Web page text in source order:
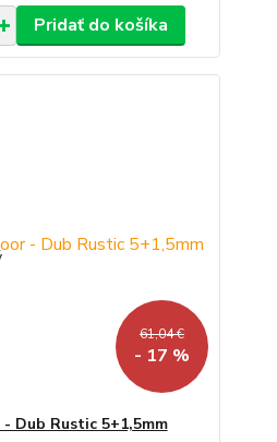
Pridať do košíka
61,04 €
- 17 %
Dub Rustic 5+1,5mm